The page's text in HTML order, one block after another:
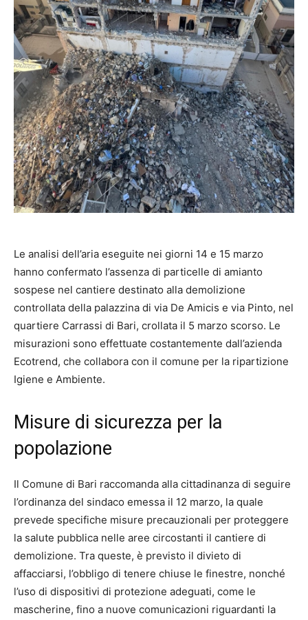
Le analisi dell’aria eseguite nei giorni 14 e 15 marzo
hanno confermato l’assenza di particelle di amianto
sospese nel cantiere destinato alla demolizione
controllata della palazzina di via De Amicis e via Pinto, nel
quartiere Carrassi di Bari, crollata il 5 marzo scorso. Le
misurazioni sono effettuate costantemente dall’azienda
Ecotrend, che collabora con il comune per la ripartizione
Igiene e Ambiente.
Misure di sicurezza per la
popolazione
Il Comune di Bari raccomanda alla cittadinanza di seguire
l’ordinanza del sindaco emessa il 12 marzo, la quale
prevede specifiche misure precauzionali per proteggere
la salute pubblica nelle aree circostanti il cantiere di
demolizione. Tra queste, è previsto il divieto di
affacciarsi, l’obbligo di tenere chiuse le finestre, nonché
l’uso di dispositivi di protezione adeguati, come le
mascherine, fino a nuove comunicazioni riguardanti la